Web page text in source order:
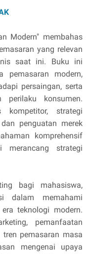
Modern" membahas
yang relevan
saat ini. Buku ini
pemasaran modern,
persaingan, serta
perilaku konsumen.
kompetitor, strategi
penguatan merek
komprehensif
merancang strategi
bagi mahasiswa,
dalam memahami
teknologi modern.
pemanfaatan
pemasaran masa
mengenai upaya